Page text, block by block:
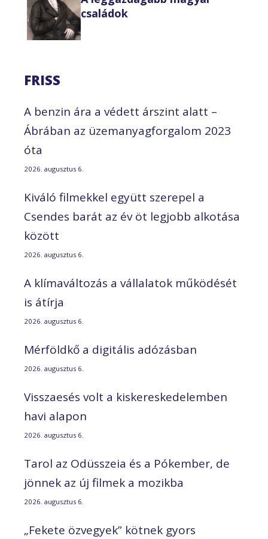
családok
FRISS
A benzin ára a védett árszint alatt –
Ábrában az üzemanyagforgalom 2023
óta
2026. augusztus 6.
Kiváló filmekkel együtt szerepel a
Csendes barát az év öt legjobb alkotása
között
2026. augusztus 6.
A klímaváltozás a vállalatok működését
is átírja
2026. augusztus 6.
Mérföldkő a digitális adózásban
2026. augusztus 6.
Visszaesés volt a kiskereskedelemben
havi alapon
2026. augusztus 6.
Tarol az Odüsszeia és a Pókember, de
jönnek az új filmek a mozikba
2026. augusztus 6.
„Fekete özvegyek” kötnek gyors